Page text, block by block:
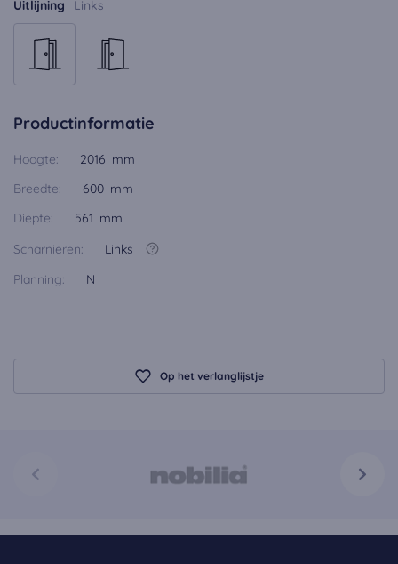
Uitlijning Links
Productinformatie
Hoogte:
2016 mm
Breedte:
600 mm
Diepte:
561 mm
Scharnieren:
Links
Planning:
N
Op het verlanglijstje